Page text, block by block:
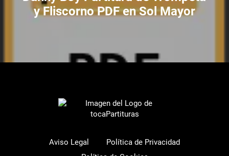
y Fliscorno PDF en Sol Mayor
Aviso Legal
Política de Privacidad